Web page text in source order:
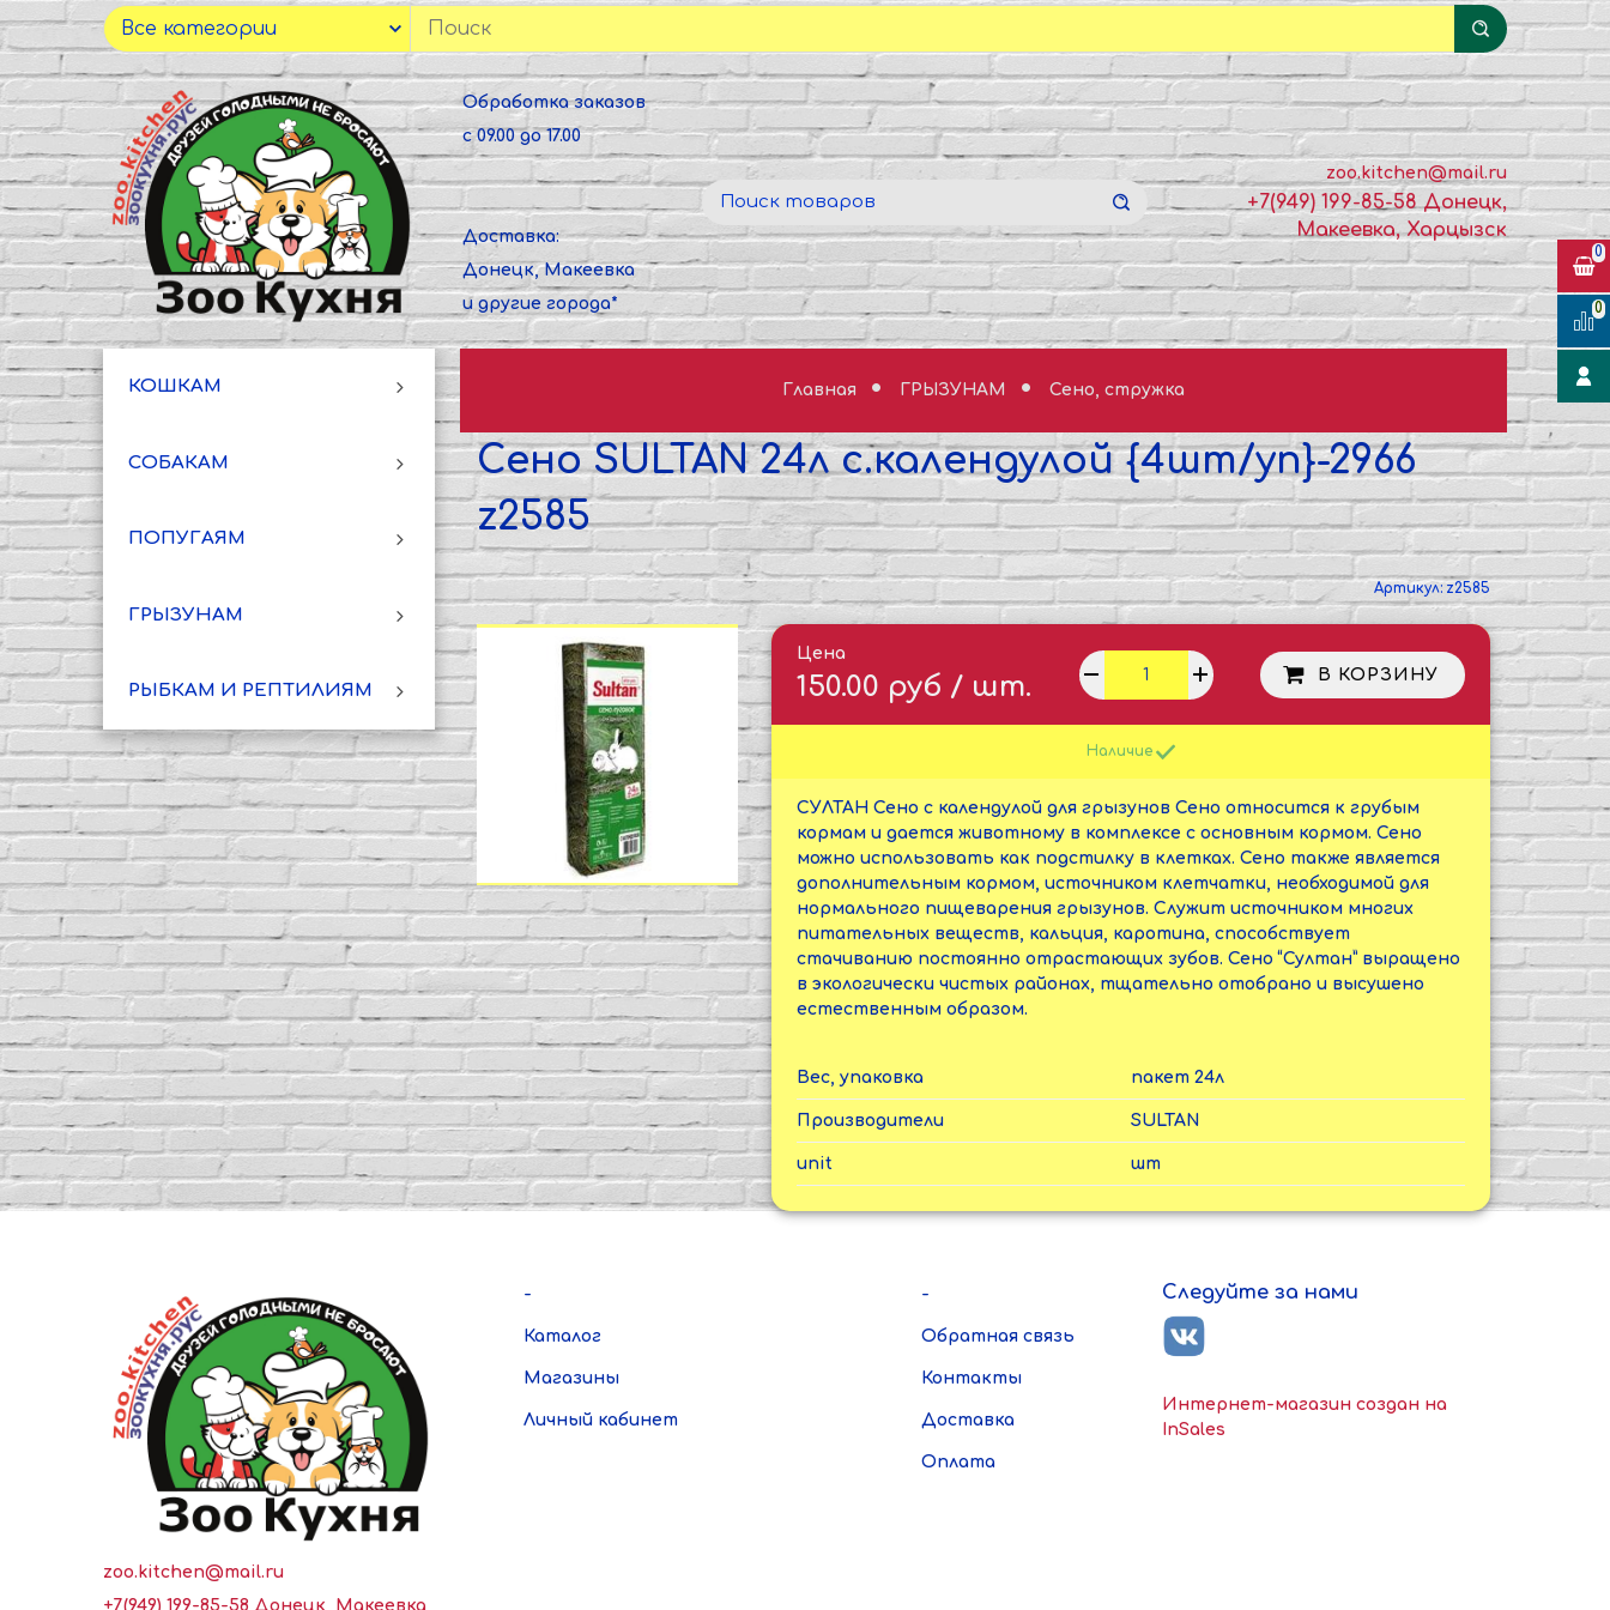
Обработка заказов
с 09.00 до 17.00
Доставка:
Донецк, Макеевка
и другие города*
zoo.kitchen@mail.ru
+7(949) 199-85-58 Донецк,
Макеевка, Харцызск
КОШКАМ
СОБАКАМ
ПОПУГАЯМ
ГРЫЗУНАМ
РЫБКАМ И РЕПТИЛИЯМ
Главная ГРЫЗУНАМ Сено, стружка
Сено SULTAN 24л с.календулой {4шт/уп}-2966
z2585
Артикул: z2585
Цена
150.00 руб / шт. В КОРЗИНУ
Наличие
СУЛТАН Сено с календулой для грызунов Сено относится к грубым
кормам и дается животному в комплексе с основным кормом. Сено
можно использовать как подстилку в клетках. Сено также является
дополнительным кормом, источником клетчатки, необходимой для
нормального пищеварения грызунов. Служит источником многих
питательных веществ, кальция, каротина, способствует
стачиванию постоянно отрастающих зубов. Сено “Султан” выращено
в экологически чистых районах, тщательно отобрано и высушено
естественным образом.
Вес, упаковка пакет 24л
Производители SULTAN
unit шт
zoo.kitchen@mail.ru
+7(949) 199-85-58 Донецк, Макеевка,
-
Каталог
Магазины
Личный кабинет
-
Обратная связь
Контакты
Доставка
Оплата
Следуйте за нами
Интернет-магазин создан на
InSales
0
0